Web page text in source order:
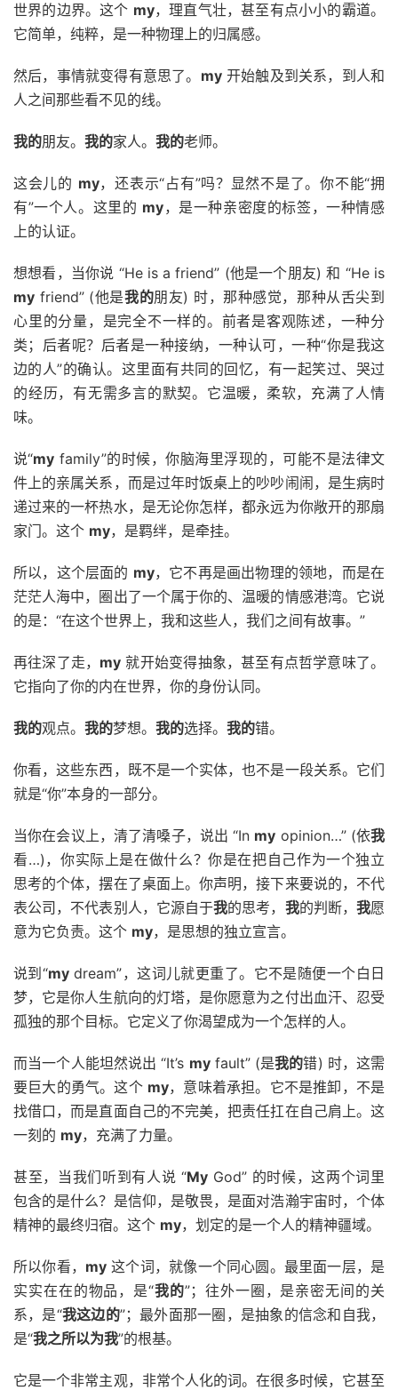
世界的边界。这个 my，理直气壮，甚至有点小小的霸道。
它简单，纯粹，是一种物理上的归属感。
然后，事情就变得有意思了。 my开始触及到关系，到人和
人之间那些看不见的线。
我的朋友。 我的家人。 我的老师。
这会儿的 my，还表示“占有”吗？显然不是了。你不能“拥
有”一个人。这里的 my，是一种亲密度的标签，一种情感
上的认证。
想想看，当你说 “He is a friend” (他是一个朋友) 和 “He is
my friend” (他是我的朋友) 时，那种感觉，那种从舌尖到
心里的分量，是完全不一样的。前者是客观陈述，一种分
类；后者呢？后者是一种接纳，一种认可，一种“你是我这
边的人”的确认。这里面有共同的回忆，有一起笑过、哭过
的经历，有无需多言的默契。它温暖，柔软，充满了人情
味。
说“my family”的时候，你脑海里浮现的，可能不是法律文
件上的亲属关系，而是过年时饭桌上的吵吵闹闹，是生病时
递过来的一杯热水，是无论你怎样，都永远为你敞开的那扇
家门。这个 my，是羁绊，是牵挂。
所以，这个层面的 my，它不再是画出物理的领地，而是在
茫茫人海中，圈出了一个属于你的、温暖的情感港湾。它说
的是：“在这个世界上，我和这些人，我们之间有故事。”
再往深了走， my 就开始变得抽象，甚至有点哲学意味了。
它指向了你的内在世界，你的身份认同。
我的观点。 我的梦想。 我的选择。 我的错。
你看，这些东西，既不是一个实体，也不是一段关系。它们
就是“你”本身的一部分。
当你在会议上，清了清嗓子，说出 “In my opinion…” (依我
看…)，你实际上是在做什么？你是在把自己作为一个独立
思考的个体，摆在了桌面上。你声明，接下来要说的，不代
表公司，不代表别人，它源自于我的思考， 我的判断， 我愿
意为它负责。这个 my，是思想的独立宣言。
说到“mydream”，这词儿就更重了。它不是随便一个白日
梦，它是你人生航向的灯塔，是你愿意为之付出血汗、忍受
孤独的那个目标。它定义了你渴望成为一个怎样的人。
而当一个人能坦然说出 “It’s myfault” (是我的错) 时，这需
要巨大的勇气。这个 my，意味着承担。它不是推卸，不是
找借口，而是直面自己的不完美，把责任扛在自己肩上。这
一刻的 my，充满了力量。
甚至，当我们听到有人说 “My God” 的时候，这两个词里
包含的是什么？是信仰，是敬畏，是面对浩瀚宇宙时，个体
精神的最终归宿。这个 my，划定的是一个人的精神疆域。
所以你看， my 这个词，就像一个同心圆。最里面一层，是
实实在在的物品，是“我的”；往外一圈，是亲密无间的关
系，是“我这边的”；最外面那一圈，是抽象的信念和自我，
是“我之所以为我”的根基。
它是一个非常主观，非常个人化的词。在很多时候，它甚至